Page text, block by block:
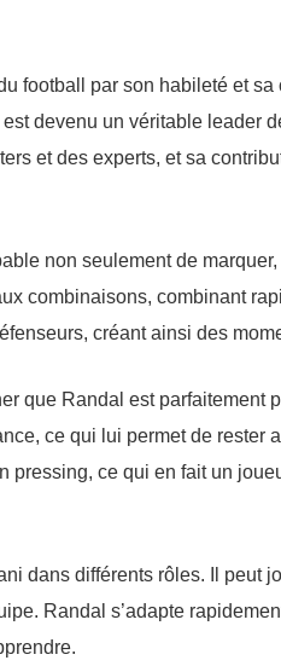
football par son habileté et
devenu un véritable leader
et des experts, et sa
non seulement de
combinaisons, combinant
créant ainsi des
que Randal est parfaitement
ce qui lui permet de rester
pressing, ce qui en fait un
dans différents rôles. Il peut
Randal s’adapte